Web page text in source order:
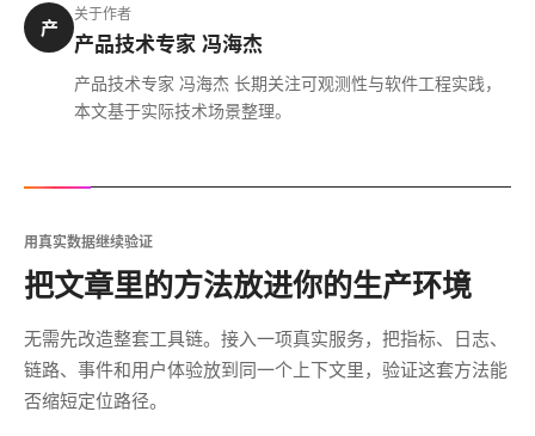
产
关于作者
产品技术专家 冯海杰
产品技术专家 冯海杰 长期关注可观测性与软件工程实践，
本文基于实际技术场景整理。
用真实数据继续验证
把文章里的方法放进你的生产环境
无需先改造整套工具链。接入一项真实服务，把指标、日志、
链路、事件和用户体验放到同一个上下文里，验证这套方法能
否缩短定位路径。